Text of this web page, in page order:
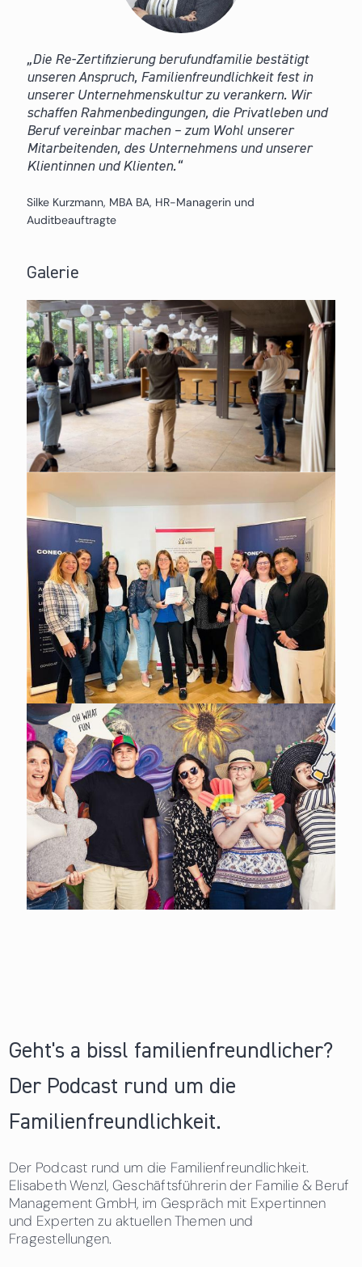
Die Re-Zertifizierung berufundfamilie bestätigt
unseren Anspruch, Familienfreundlichkeit fest in
unserer Unternehmenskultur zu verankern. Wir
schaffen Rahmenbedingungen, die Privatleben und
Beruf vereinbar machen – zum Wohl unserer
Mitarbeitenden, des Unternehmens und unserer
Klientinnen und Klienten.
Silke Kurzmann, MBA BA, HR-Managerin und
Auditbeauftragte
Galerie
Geht's a bissl familienfreundlicher?
Der Podcast rund um die
Familienfreundlichkeit.
Der Podcast rund um die Familienfreundlichkeit.
Elisabeth Wenzl, Geschäftsführerin der Familie & Beruf
Management GmbH, im Gespräch mit Expertinnen
und Experten zu aktuellen Themen und
Fragestellungen.